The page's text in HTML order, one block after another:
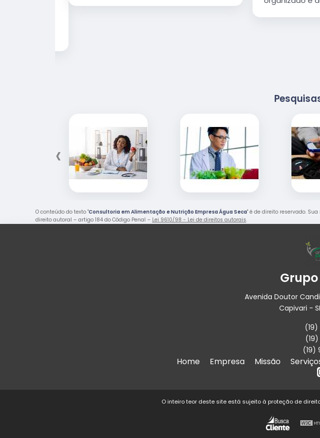
‹
O conteúdo do texto "Consultoria em Alimentação e Nutrição Empresa Água Seca" é de direito reservado.
direito autoral – artigo 184 do Código Penal – Lei 9610/98 - Lei de direitos autorais.
Avenida Doutor
Capivari -
(19)
Home Empresa Missão
O inteiro teor deste site está sujeito à proteção de